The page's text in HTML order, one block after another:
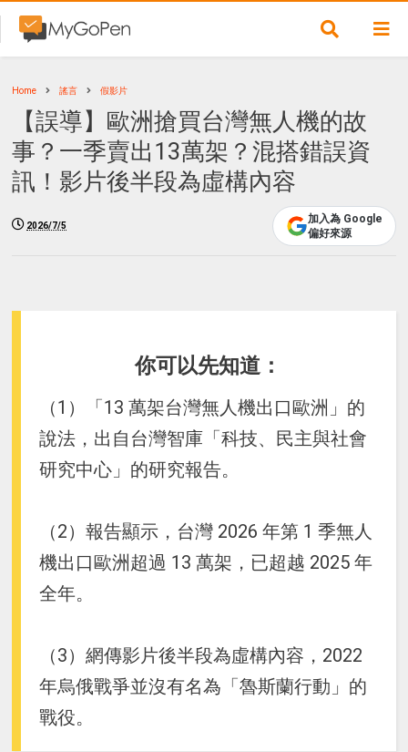
Home 謠言 假影片
【誤導】歐洲搶買台灣無人機的故
事？一季賣出13萬架？混搭錯誤資
訊！影片後半段為虛構內容
2026/7/5
加入為 Google
偏好來源
你可以先知道：
（1）「13 萬架台灣無人機出口歐洲」的
說法，出自台灣智庫「科技、民主與社會
研究中心」的研究報告。
（2）報告顯示，台灣 2026 年第 1 季無人
機出口歐洲超過 13 萬架，已超越 2025 年
全年。
（3）網傳影片後半段為虛構內容，2022
年烏俄戰爭並沒有名為「魯斯蘭行動」的
戰役。